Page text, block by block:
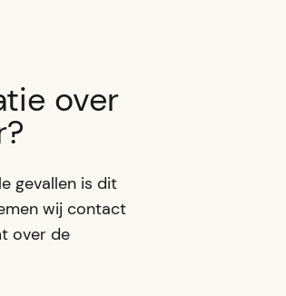
over
gevallen is dit
wij contact
over de